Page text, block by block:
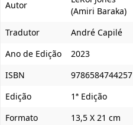
Autor
(Amiri Baraka)
Tradutor
André Capilé
Ano de Edição
2023
ISBN
9786584744257
Edição
1ª Edição
Formato
13,5 X 21 cm